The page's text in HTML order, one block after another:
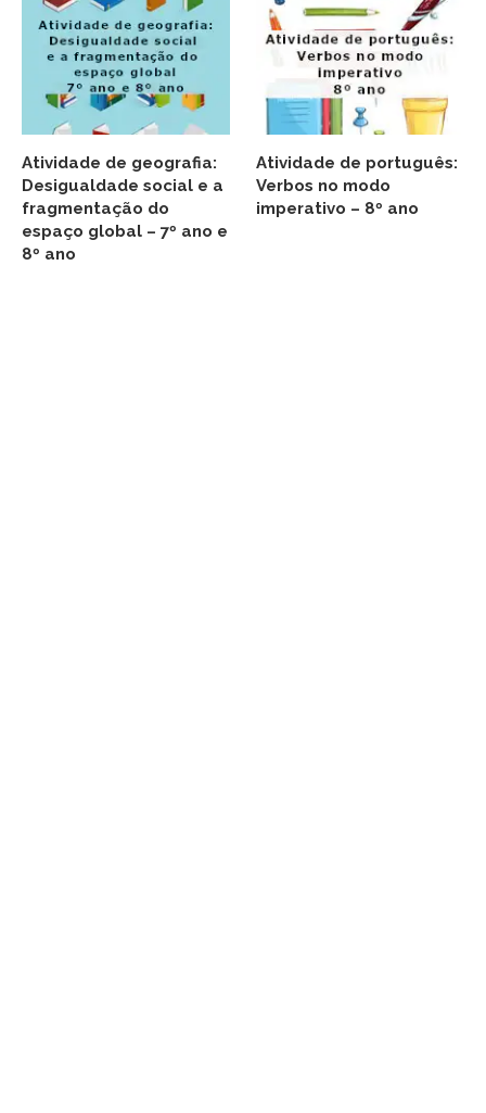
Atividade de geografia:
Desigualdade social e a
fragmentação do
espaço global – 7º ano e
8º ano
Atividade de português:
Verbos no modo
imperativo – 8º ano